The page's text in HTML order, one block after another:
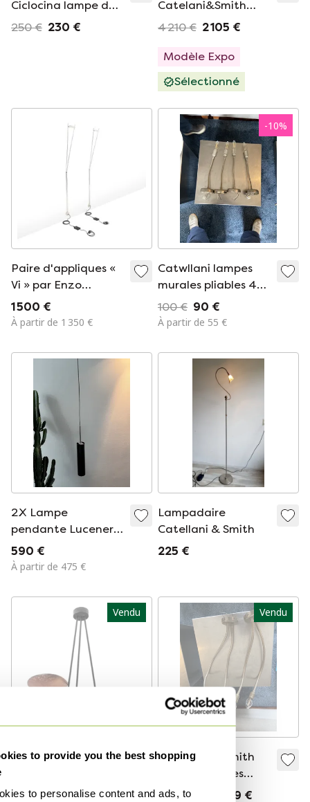
to provide you the best shopping
to personalise content and ads, to
Ciclocina lampe de
table - lampe de
250 € 230 €
Catelani&Smith
Stchu Moon
4 210 € 2 105 €
Modèle Expo
Sélectionné
Paire d'appliques «
Vi » par Enzo
Cattelani pour
Catellani & Smith,
1 500 €
À partir de 1 350 €
-10%
Catwllani lampes
murales pliables 4
pièces
100 € 90 €
À partir de 55 €
2X Lampe
pendante Lucenera
504 par Catellani &
Smith, noir, métal
de carbone.
590 €
À partir de 475 €
Lampadaire
Catellani & Smith
225 €
Vendu
Lampe design
Lederam C3 - LC34
Vendu pour 500 €
Vendu
Catellani & Smith
lampes murales
pliables 2 pièces
Vendu pour 99 €